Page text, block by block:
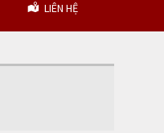
LIÊN HỆ